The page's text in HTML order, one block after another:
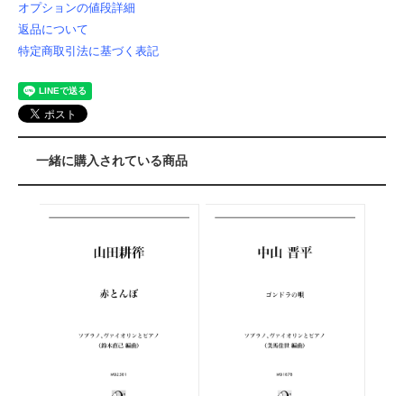
オプションの値段詳細
返品について
特定商取引法に基づく表記
一緒に購入されている商品